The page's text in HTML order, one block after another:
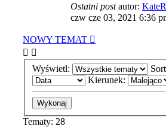
Ostatni postautor:
czw cze 03, 2021 6:36
NOWY TEMAT
Wyświetl:
Kierunek:
Tematy: 28